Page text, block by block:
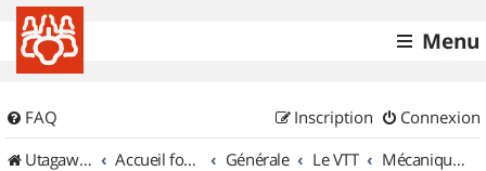
Menu
FAQ Connexion
Inscription
UtagawaVTT (Randos VTT et VTTAE avec traces GPS)
Accueil forum Générale Le VTT Mécanique et Entretiens